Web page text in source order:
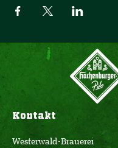
Kontakt
Westerwald-Brauerei